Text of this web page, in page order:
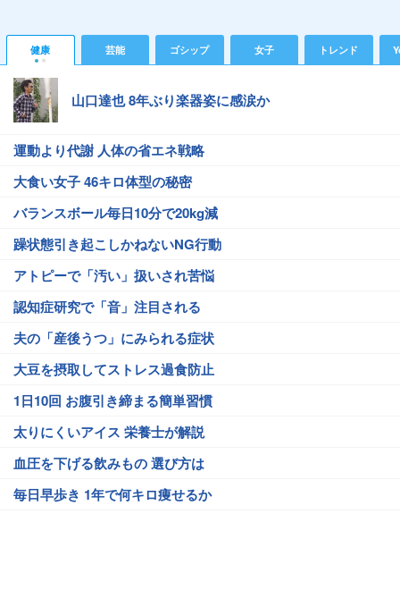
健康 芸能 ゴシップ 女子 トレンド
山口達也 8年ぶり楽器姿に感涙か
運動より代謝 人体の省エネ戦略
大食い女子 46キロ体型の秘密
バランスボール毎日10分で20kg減
躁状態引き起こしかねないNG行動
アトピーで「汚い」扱いされ苦悩
認知症研究で「音」注目される
夫の「産後うつ」にみられる症状
大豆を摂取してストレス過食防止
1日10回 お腹引き締まる簡単習慣
太りにくいアイス 栄養士が解説
血圧を下げる飲みもの 選び方は
毎日早歩き 1年で何キロ痩せるか